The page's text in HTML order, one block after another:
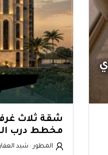
شقة ثلاث
مخطط درب
المطور : شيد